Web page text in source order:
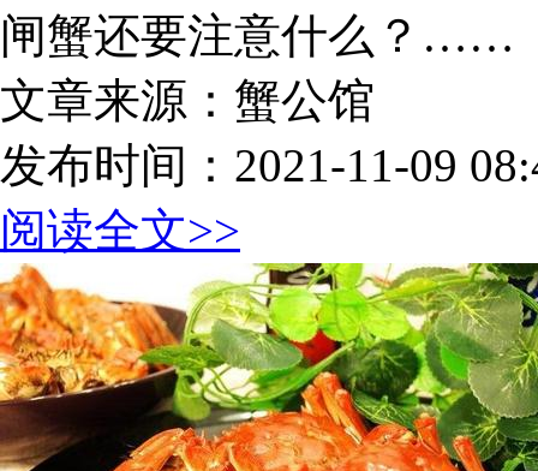
闸蟹还要注意什么？……
文章来源：蟹公馆
发布时间：2021-11-09
阅读全文>>